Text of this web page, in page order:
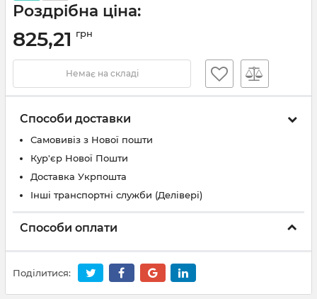
Роздрібна ціна:
825,21 грн
Немає на складі
Способи доставки
Самовивіз з Нової пошти
Кур'єр Нової Пошти
Доставка Укрпошта
Інші транспортні служби (Делівері)
Способи оплати
Поділитися: